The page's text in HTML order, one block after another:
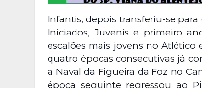
Infantis, depois transferiu-se
Iniciados, Juvenis e primeiro
escalões mais jovens no
quatro épocas consecutivas já
a Naval da Figueira da Foz no
época seguinte regressou ao